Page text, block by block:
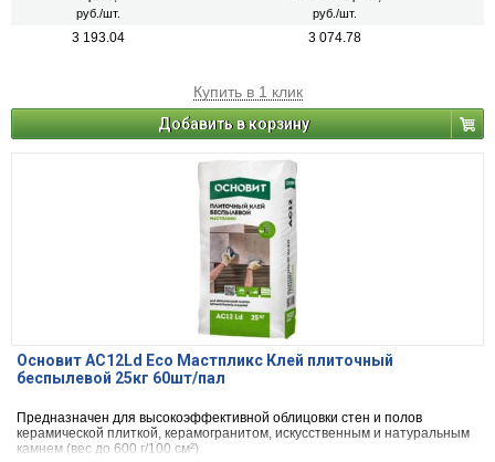
руб./шт. руб./шт.
3 193.04 3 074.78
Купить в 1 клик
Добавить в корзину
Основит AC12Ld Eco Мастпликс Клей плиточный
беспылевой 25кг 60шт/пал
Предназначен для высокоэффективной облицовки стен и полов
керамической плиткой, керамогранитом, искусственным и натуральным
камнем (вес до 600 г/100 см²)